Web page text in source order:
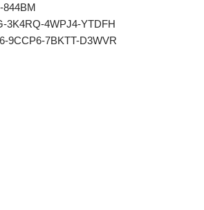
844BM
4WPJ4-YTDFH
7BKTT-D3WVR